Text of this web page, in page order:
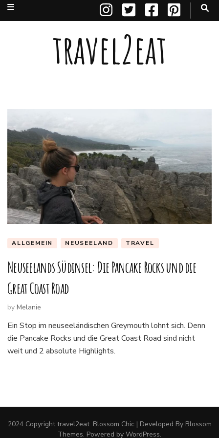
travel2eat
ALLGEMEIN NEUSEELAND TRAVEL
Neuseelands Südinsel: Die Pancake Rocks und die
Great Coast Road
by Melanie
Ein Stop im neuseeländischen Greymouth lohnt sich. Denn
die Pancake Rocks und die Great Coast Road sind nicht
weit und 2 absolute Highlights.
2024 Copyrighttravel2eat. Blossom Chic | Developed By Blossom
Themes. Powered by WordPress.